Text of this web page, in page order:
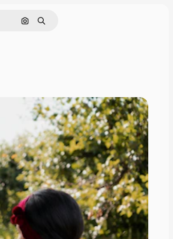
Hledat podle obrázku
Hledat